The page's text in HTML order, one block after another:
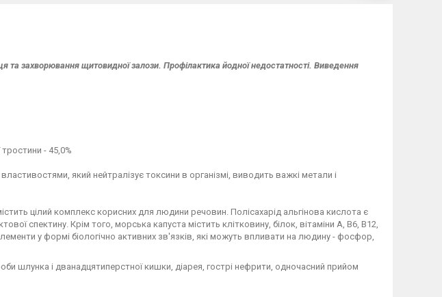
та захворювання щитовидної залози. Профілактика йодної недостатності. Виведення
- 45,0%
який нейтралізує токсини в організмі, виводить важкі метали і
цілий комплекс корисних для людини речовин. Полісахарід альгінова кислота є
спектину. Крім того, морська капуста містить клітковину, білок, вітаміни А, В6, В12,
у формі біологічно активних зв'язків, які можуть впливати на людину - фосфор,
шлунка і дванадцятиперстної кишки, діарея, гострі нефрити, одночасний прийом